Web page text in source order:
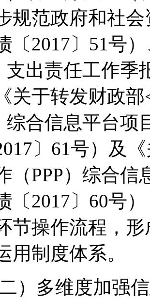
规范政府和社
〔2017〕51号
支出责任工作
关于转发财政
综合信息平台
〕61号）及
（PPP）综合
〔2017〕60号
节操作流程，
用制度体系。
多维度加强信